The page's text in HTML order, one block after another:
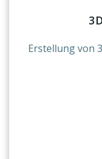
Erstellung von